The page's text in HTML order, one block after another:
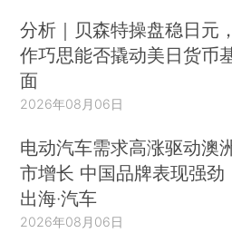
分析｜贝森特操盘稳日元
作巧思能否撬动美日货币
面
2026年08月06日
电动汽车需求高涨驱动澳
市增长 中国品牌表现强劲
出海·汽车
2026年08月06日